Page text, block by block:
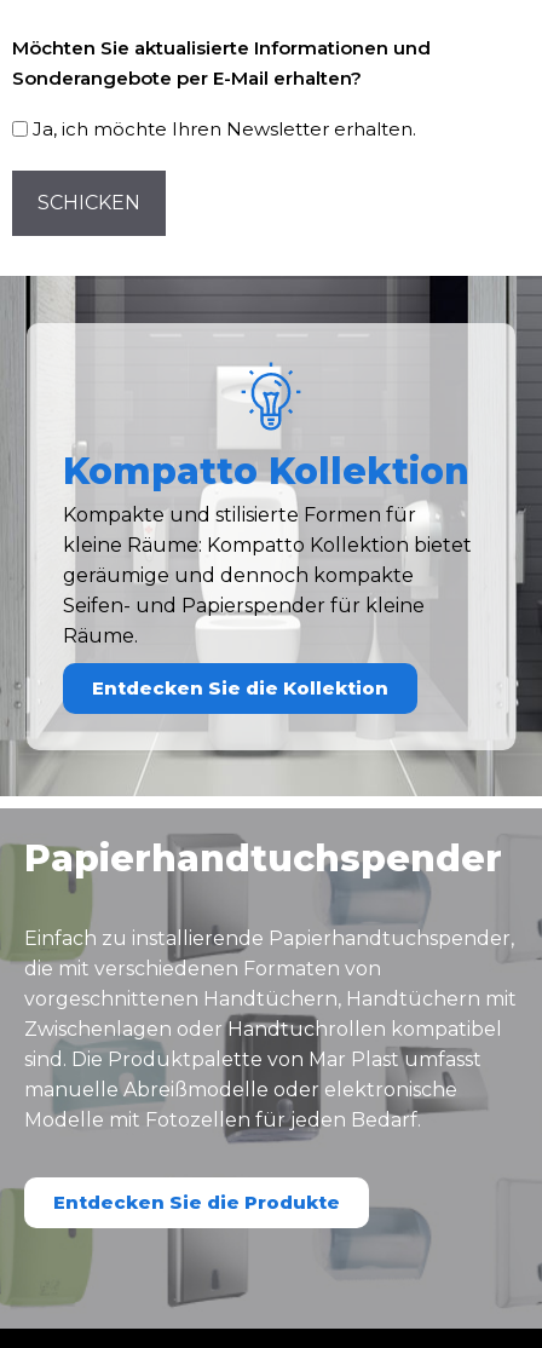
Registrierung
Möchten Sie aktualisierte Informationen und
Sonderangebote per E-Mail erhalten?
Ja, ich möchte Ihren Newsletter erhalten.
CAPTCHA
Kompatto Kollektion
Kompakte und stilisierte Formen für
kleine Räume: Kompatto Kollektion bietet
geräumige und dennoch kompakte
Seifen- und Papierspender für kleine
Räume.
Entdecken Sie die Kollektion
Papierhandtuchspender
Einfach zu installierende Papierhandtuchspender,
die mit verschiedenen Formaten von
vorgeschnittenen Handtüchern, Handtüchern mit
Zwischenlagen oder Handtuchrollen kompatibel
sind. Die Produktpalette von Mar Plast umfasst
manuelle Abreißmodelle oder elektronische
Modelle mit Fotozellen für jeden Bedarf.
Entdecken Sie die Produkte